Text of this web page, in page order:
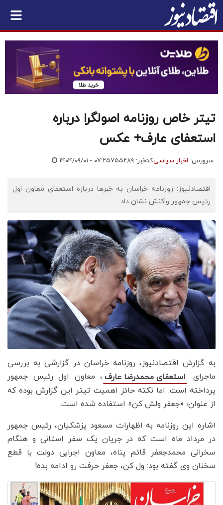
تیتر خاص روزنامه اصولگرا درباره
استعفای عارف+ عکس
سرویس: اخبار سیاسیکدخبر: ۷۵۵۲۸۹ ۱۴۰۴/۰۹/۰۱ - ۰۷:۲۵
اقتصادنیوز: روزنامه خراسان به خبرها درباره استعفای معاون اول
رئیس جمهور واکنش نشان داد.
به گزارش اقتصادنیوز، روزنامه خراسان در گزارشی به بررسی
ماجرای
استعفای محمدرضا عارف ، معاون اول رئیس جمهور
پرداخته است. اما نکته حائز اهمیت تیتر این گزارش بوده که
از عنوان؛ «جعفر ولش کن» استفاده شده است.
اشاره این روزنامه به اظهارات مسعود پزشکیان، رئیس جمهور
در مرداد ماه است که در جریان یک سفر استانی و هنگام
سخرانی محمدجعفر قائم پناه، معاون اجرایی دولت با قطع
سخنان وی گفته بود: ول کن، جعفر حرفت رو ادامه بده!